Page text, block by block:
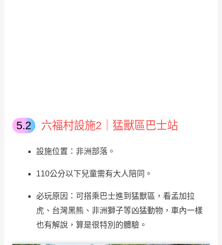
六福村設施2｜ 猛獸區巴士站
設施位置：非洲部落。
110公分以下兒童需有大人陪同。
必玩原因：可搭乘巴士進到猛獸區，看孟加拉
虎、台灣黑熊、非洲獅子等凶猛動物，車內一樣
也有解說，算是很特別的體驗。